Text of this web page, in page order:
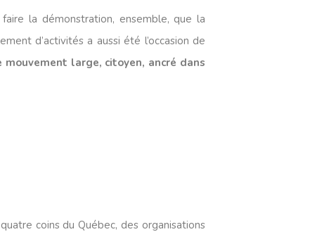
la démonstration, ensemble, que la
d’activités a aussi été l’occasion de
mouvement large, citoyen, ancré dans
coins du Québec, des organisations